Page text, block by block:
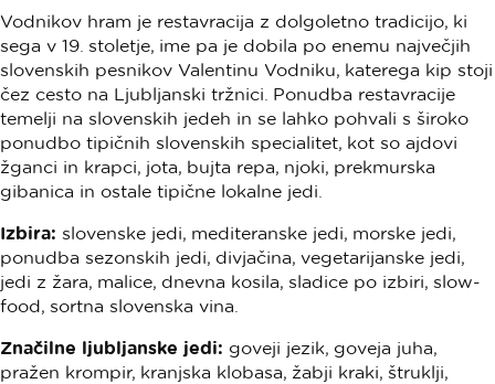
Vodnikov hram je restavracija z dolgoletno tradicijo, ki
sega v 19. stoletje, ime pa je dobila po enemu največjih
slovenskih pesnikov Valentinu Vodniku, katerega kip stoji
čez cesto na Ljubljanski tržnici. Ponudba restavracije
temelji na slovenskih jedeh in se lahko pohvali s široko
ponudbo tipičnih slovenskih specialitet, kot so ajdovi
žganci in krapci, jota, bujta repa, njoki, prekmurska
gibanica in ostale tipične lokalne jedi.
Izbira: slovenske jedi, mediteranske jedi, morske jedi,
ponudba sezonskih jedi, divjačina, vegetarijanske jedi,
jedi z žara, malice, dnevna kosila, sladice po izbiri, slow-
food, sortna slovenska vina.
Značilne ljubljanske jedi: goveji jezik, goveja juha,
pražen krompir, kranjska klobasa, žabji kraki, štruklji,